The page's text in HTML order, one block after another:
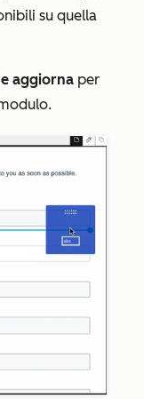
su quella
aggiorna per